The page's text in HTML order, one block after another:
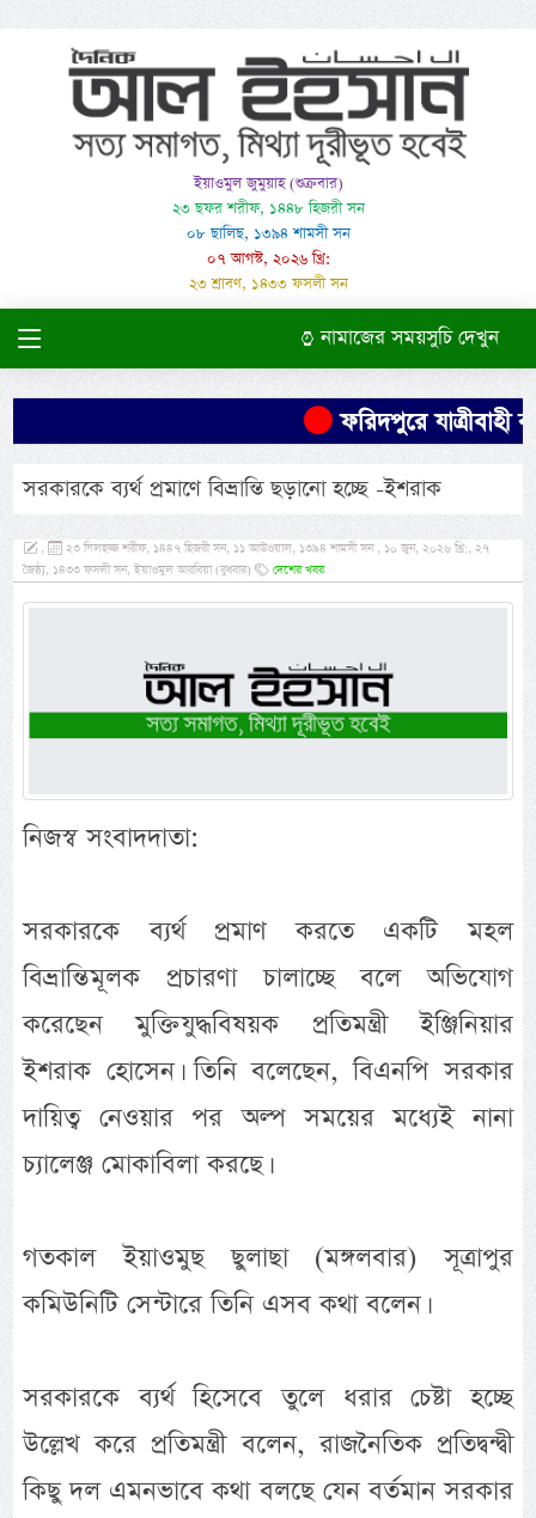
ইয়াওমুল জুমুয়াহ (শুক্রবার)
২৩ ছফর শরীফ, ১৪৪৮ হিজরী সন
০৮ ছালিছ, ১৩৯৪ শামসী সন
০৭ আগস্ট, ২০২৬ খ্রি:
২৩ শ্রাবণ, ১৪৩৩ ফসলী সন
নামাজের সময়সুচি দেখুন
ফরিদপুরে যাত্রীবাহী
সরকারকে ব্যর্থ প্রমাণে বিভ্রান্তি ছড়ানো হচ্ছে -ইশরাক
,
২৩ যিলহজ্জ শরীফ, ১৪৪৭ হিজরী সন, ১১ আউওয়াল, ১৩৯৪ শামসী সন , ১০ জুন, ২০২৬ খ্রি:, ২৭
জৈষ্ঠ্য, ১৪৩৩ ফসলী সন, ইয়াওমুল আরবিয়া (বুধবার)
দেশের খবর
নিজস্ব সংবাদদাতা:
সরকারকে ব্যর্থ প্রমাণ করতে একটি মহল
বিভ্রান্তিমূলক প্রচারণা চালাচ্ছে বলে অভিযোগ
করেছেন মুক্তিযুদ্ধবিষয়ক প্রতিমন্ত্রী ইঞ্জিনিয়ার
ইশরাক হোসেন। তিনি বলেছেন, বিএনপি সরকার
দায়িত্ব নেওয়ার পর অল্প সময়ের মধ্যেই নানা
চ্যালেঞ্জ মোকাবিলা করছে।
গতকাল ইয়াওমুছ ছুলাছা (মঙ্গলবার) সূত্রাপুর
কমিউনিটি সেন্টারে তিনি এসব কথা বলেন।
সরকারকে ব্যর্থ হিসেবে তুলে ধরার চেষ্টা হচ্ছে
উল্লেখ করে প্রতিমন্ত্রী বলেন, রাজনৈতিক প্রতিদ্বন্দ্বী
কিছু দল এমনভাবে কথা বলছে যেন বর্তমান সরকার